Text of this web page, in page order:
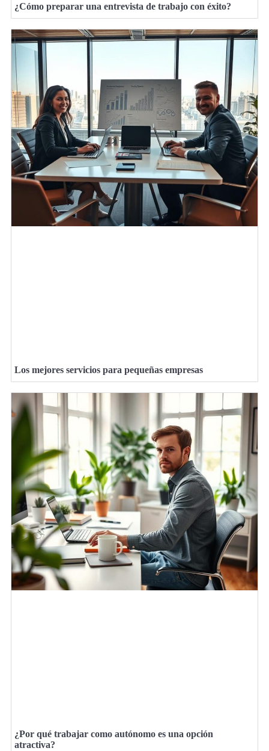
¿Cómo preparar una entrevista de trabajo con éxito?
Los mejores servicios para pequeñas empresas
¿Por qué trabajar como autónomo es una opción
atractiva?